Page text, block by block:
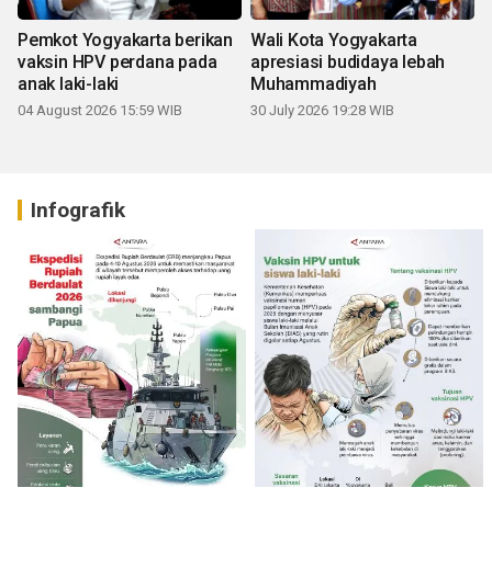
Pemkot Yogyakarta berikan
vaksin HPV perdana pada
anak laki-laki
04 August 2026 15:59 WIB
Wali Kota Yogyakarta
apresiasi budidaya lebah
Muhammadiyah
30 July 2026 19:28 WIB
Infografik